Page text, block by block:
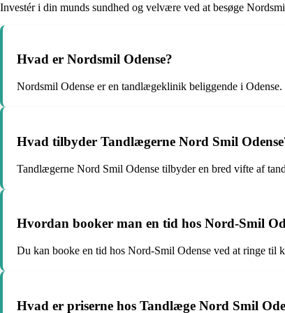
Investér i din munds sundhed og velvære ved at besøge
Hvad er Nordsmil Odense?
Nordsmil Odense er en tandlægeklinik beliggende i Odense.
Hvad tilbyder Tandlægerne Nord Smil
Tandlægerne Nord Smil Odense tilbyder en bred vifte af
Hvordan booker man en tid hos Nord-Smil
Du kan booke en tid hos Nord-Smil Odense ved at ringe til
Hvad er priserne hos Tandlæge Nord Smil